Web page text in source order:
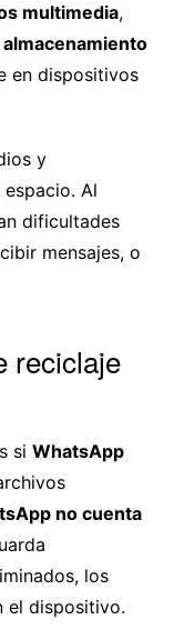
multimedia,
almacenamiento
en dispositivos
y
Al
dificultades
mensajes, o
reciclaje
si WhatsApp
no cuenta
los
el dispositivo.